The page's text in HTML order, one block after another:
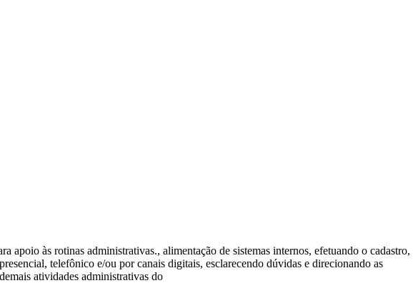
apoio às rotinas administrativas., alimentação de sistemas internos, efetuando o cadastro,
telefônico e/ou por canais digitais, esclarecendo dúvidas e direcionando as
atividades administrativas do